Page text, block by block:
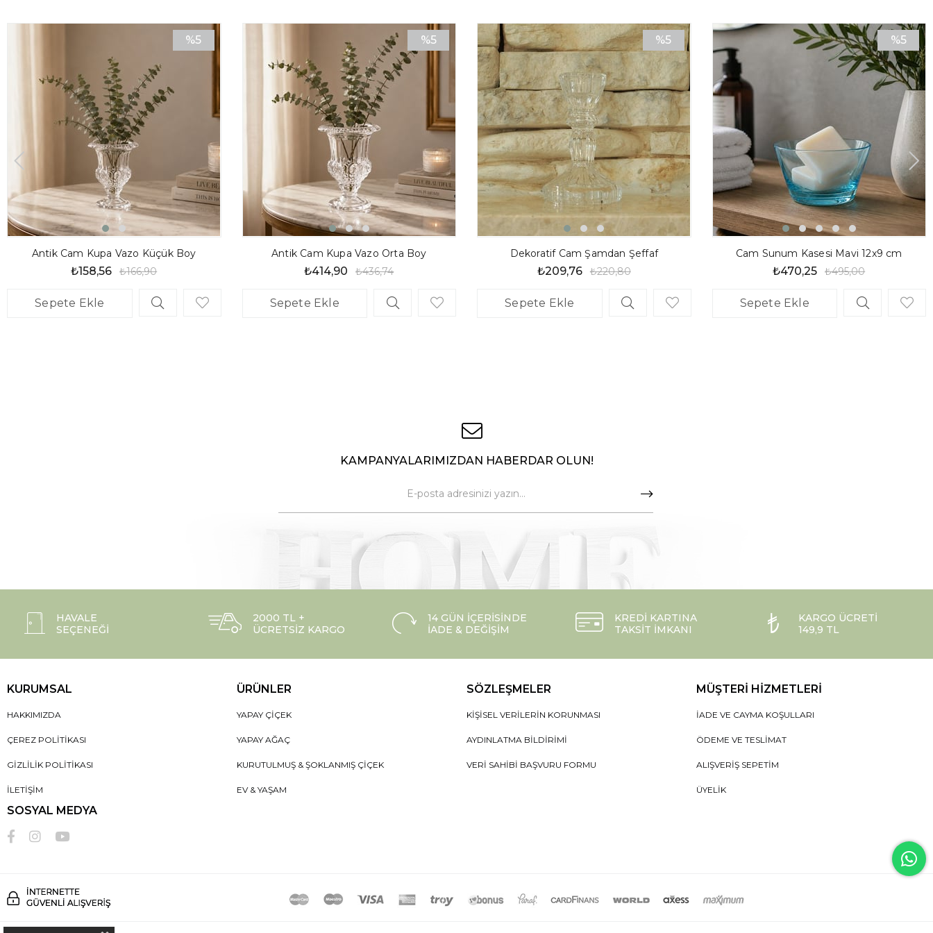
Dekorasyon İpucu:Bu vazoyu özellikle
mini güller, kır çiçekleri veya taze
yeşil yapraklı bitkilerle
kombinleyerek "Rustic" veya "Vintage" bir görünüm elde
edebilirsiniz.
Ürün Özellikleri (Tablo)
Özellik
Detay
Malzeme%100 Berrak Yüksek Kalite Cam
Çap
10 cm
Form
5 Yapraklı Çiçek Tasarımı
Stil
Modern, Romantik, Minimalist
Kullanım Taze Çiçek Buketleri veya Dekoratif Obje
Antik Cam Kupa Vazo Küçük Boy
₺158,56 ₺166,90
%5
Sepete Ekle
Antik Cam Kupa Vazo Orta Boy
₺414,90 ₺436,74
%5
İndirim
%5İndirim
Sepete Ekle
Dekoratif Cam Şamdan Şeffaf
₺209,76 ₺220,80
%5
İndirim
%5İndirim
Sepete Ekle
Cam Sunum Kasesi Mavi 12x9 cm
₺470,25 ₺495,00
%5
İndirim
Sepete Ekle
KAMPANYALARIMIZDAN HABERDAR OLUN!
HAVALE
SEÇENEĞI
2000 TL +
ÜCRETSIZ KARGO
14 GÜN İÇERISINDE
İADE & DEĞIŞIM
KREDI KARTINA
TAKSIT İMKANI
KARGO ÜCRETI
149,9 TL
KURUMSAL
HAKKIMIZDA
ÇEREZ POLITIKASI
GIZLILIK POLITIKASI
İLETIŞIM
ÜRÜNLER
YAPAY ÇIÇEK
YAPAY AĞAÇ
KURUTULMUŞ & ŞOKLANMIŞ ÇIÇEK
EV & YAŞAM
SÖZLEŞMELER
KIŞISEL VERILERIN KORUNMASI
AYDINLATMA BILDIRIMI
VERI SAHIBI BAŞVURU FORMU
MÜŞTERI HIZMETLERI
İADE VE CAYMA KOŞULLARI
ÖDEME VE TESLIMAT
ALIŞVERIŞ SEPETIM
ÜYELIK
SOSYAL MEDYA